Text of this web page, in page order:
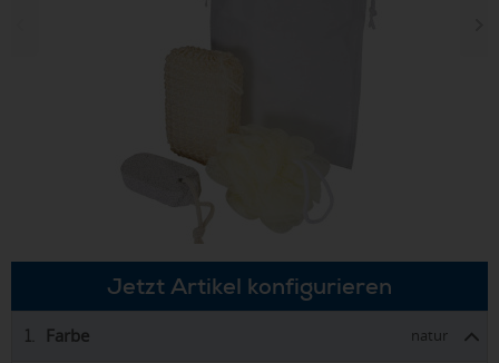
Jetzt Artikel konfigurieren
1. Farbe natur